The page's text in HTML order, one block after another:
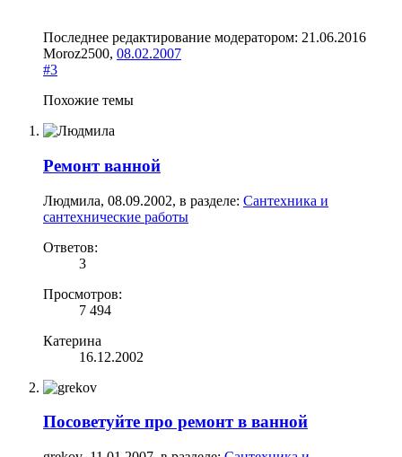
Последнее редактирование модератором: 21.06.2016
Moroz2500, 08.02.2007
#3
Похожие темы
Ремонт ванной
Людмила, 08.09.2002, в разделе: Сантехника и
сантехнические работы
Ответов:
3
Просмотров:
7 494
Катерина
16.12.2002
Посоветуйте про ремонт в ванной